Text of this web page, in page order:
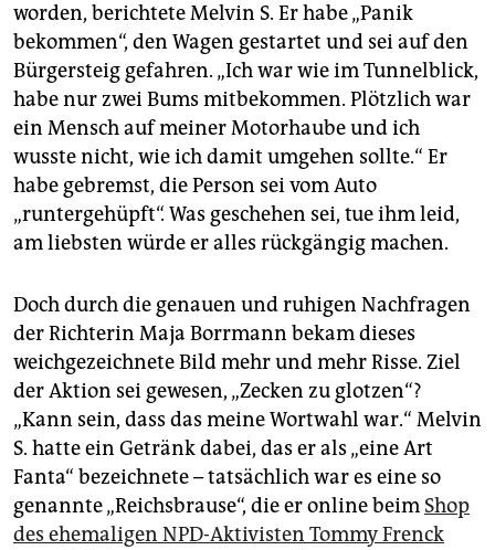
worden, berichtete Melvin S. Er habe „Panik
bekommen“, den Wagen gestartet und sei auf den
Bürgersteig gefahren. „Ich war wie im Tunnelblick,
habe nur zwei Bums mitbekommen. Plötzlich war
ein Mensch auf meiner Motorhaube und ich
wusste nicht, wie ich damit umgehen sollte.“ Er
habe gebremst, die Person sei vom Auto
„runtergehüpft“. Was geschehen sei, tue ihm leid,
am liebsten würde er alles rückgängig machen.
Doch durch die genauen und ruhigen Nachfragen
der Richterin Maja Borrmann bekam dieses
weichgezeichnete Bild mehr und mehr Risse. Ziel
der Aktion sei gewesen, „Zecken zu glotzen“?
„Kann sein, dass das meine Wortwahl war.“ Melvin
S. hatte ein Getränk dabei, das er als „eine Art
Fanta“ bezeichnete – tatsächlich war es eine so
genannte „Reichsbrause“, die er online beim Shop
des ehemaligen NPD-Aktivisten Tommy Frenck